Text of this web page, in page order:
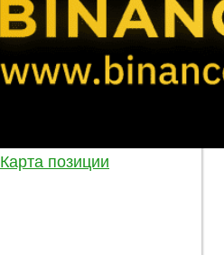
Карта позиции